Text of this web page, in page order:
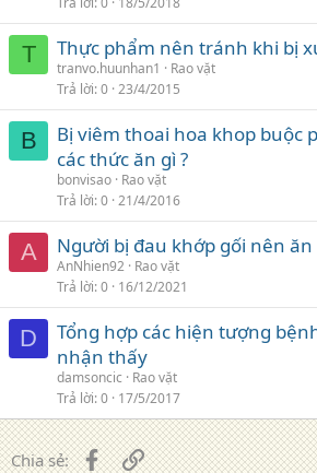
T Thực phẩm nên tránh khi bị
tranvo.huunhan1
Rao vặt
Trả lời 0 23/4/2015
B
Bị viêm thoai hoa khop buộc
các thức ăn gì ?
bonvisao Rao vặt
Trả lời 0 21/4/2016
A Người bị đau khớp gối nên ăn
AnNhien92 Rao vặt
Trả lời 0 16/12/2021
D
Tổng hợp các hiện tượng
nhận thấy
damsoncic
Rao vặt
Trả lời 0 17/5/2017
Chia sẻ: FacebookLiên kết